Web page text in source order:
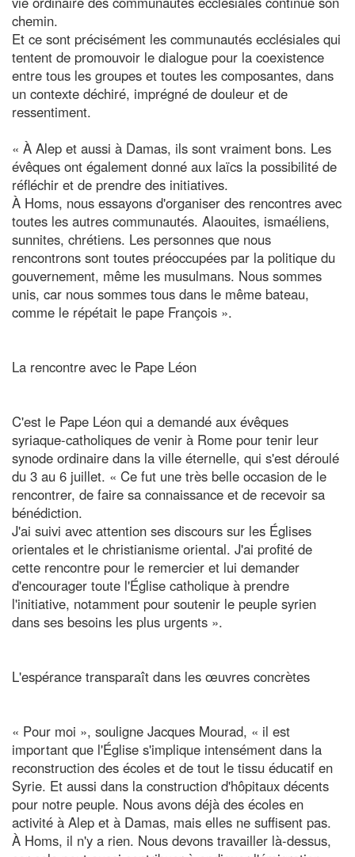
chemin.
Et ce sont précisément les communautés ecclésiales qui
tentent de promouvoir le dialogue pour la coexistence
entre tous les groupes et toutes les composantes, dans
un contexte déchiré, imprégné de douleur et de
ressentiment.
« À Alep et aussi à Damas, ils sont vraiment bons. Les
évêques ont également donné aux laïcs la possibilité de
réfléchir et de prendre des initiatives.
À Homs, nous essayons d'organiser des rencontres avec
toutes les autres communautés. Alaouites, ismaéliens,
sunnites, chrétiens. Les personnes que nous
rencontrons sont toutes préoccupées par la politique du
gouvernement, même les musulmans. Nous sommes
unis, car nous sommes tous dans le même bateau,
comme le répétait le pape François ».
La rencontre avec le Pape Léon
C'est le Pape Léon qui a demandé aux évêques
syriaque-catholiques de venir à Rome pour tenir leur
synode ordinaire dans la ville éternelle, qui s'est déroulé
du 3 au 6 juillet. « Ce fut une très belle occasion de le
rencontrer, de faire sa connaissance et de recevoir sa
bénédiction.
J'ai suivi avec attention ses discours sur les Églises
orientales et le christianisme oriental. J'ai profité de
cette rencontre pour le remercier et lui demander
d'encourager toute l'Église catholique à prendre
l'initiative, notamment pour soutenir le peuple syrien
dans ses besoins les plus urgents ».
L'espérance transparaît dans les œuvres concrètes
« Pour moi », souligne Jacques Mourad, « il est
important que l'Église s'implique intensément dans la
reconstruction des écoles et de tout le tissu éducatif en
Syrie. Et aussi dans la construction d'hôpitaux décents
pour notre peuple. Nous avons déjà des écoles en
activité à Alep et à Damas, mais elles ne suffisent pas.
À Homs, il n'y a rien. Nous devons travailler là-dessus,